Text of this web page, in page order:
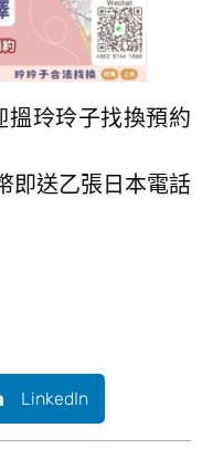
搵玲玲子找換預約
即送乙張日本電話
LinkedIn